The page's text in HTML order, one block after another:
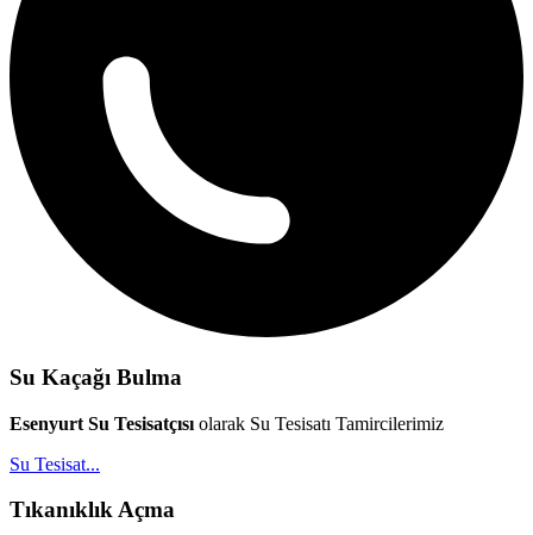
Su Kaçağı Bulma
Esenyurt Su Tesisatçısı olarak Su Tesisatı Tamircilerimiz
Su Tesisat...
Tıkanıklık Açma